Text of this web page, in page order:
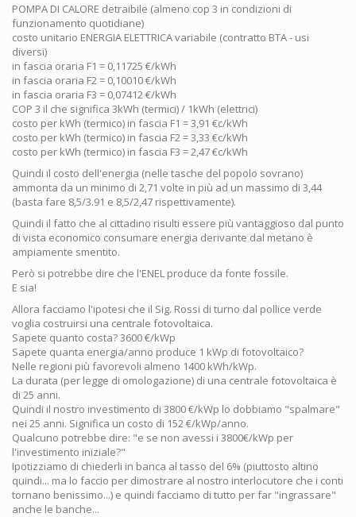
POMPA DI CALORE detraibile (almeno cop 3 in condizioni di
funzionamento quotidiane)
costo unitario ENERGIA ELETTRICA variabile (contratto BTA - usi
diversi)
in fascia oraria F1 = 0,11725 €/kWh
in fascia oraria F2 = 0,10010 €/kWh
in fascia oraria F3 = 0,07412 €/kWh
COP 3 il che significa 3kWh (termici) / 1kWh (elettrici)
costo per kWh (termico) in fascia F1 = 3,91 €c/kWh
costo per kWh (termico) in fascia F2 = 3,33 €c/kWh
costo per kWh (termico) in fascia F3 = 2,47 €c/kWh
Quindi il costo dell'energia (nelle tasche del popolo sovrano)
ammonta da un minimo di 2,71 volte in più ad un massimo di 3,44
(basta fare 8,5/3.91 e 8,5/2,47 rispettivamente).
Quindi il fatto che al cittadino risulti essere più vantaggioso dal punto
di vista economico consumare energia derivante dal metano è
ampiamente smentito.
Però si potrebbe dire che l'ENEL produce da fonte fossile.
E sia!
Allora facciamo l'ipotesi che il Sig. Rossi di turno dal pollice verde
voglia costruirsi una centrale fotovoltaica.
Sapete quanto costa? 3600 €/kWp
Sapete quanta energia/anno produce 1 kWp di fotovoltaico?
Nelle regioni più favorevoli almeno 1400 kWh/kWp.
La durata (per legge di omologazione) di una centrale fotovoltaica è
di 25 anni.
Quindi il nostro investimento di 3800 €/kWp lo dobbiamo "spalmare"
nei 25 anni. Significa un costo di 152 €/kWp/anno.
Qualcuno potrebbe dire: "e se non avessi i 3800€/kWp per
l'investimento iniziale?"
Ipotizziamo di chiederli in banca al tasso del 6% (piuttosto altino
quindi... ma lo faccio per dimostrare al nostro interlocutore che i conti
tornano benissimo...) e quindi facciamo di tutto per far "ingrassare"
anche le banche...